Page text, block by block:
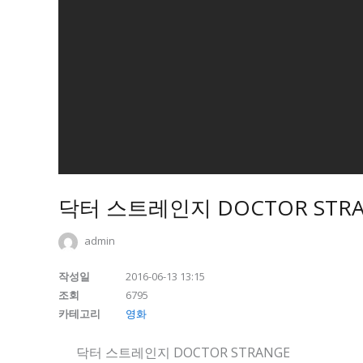
닥터 스트레인지 DOCTOR
admin
작성일
2016-06-13 13:15
조회
6795
카테고리
영화
닥터 스트레인지 DOCTOR STRANGE